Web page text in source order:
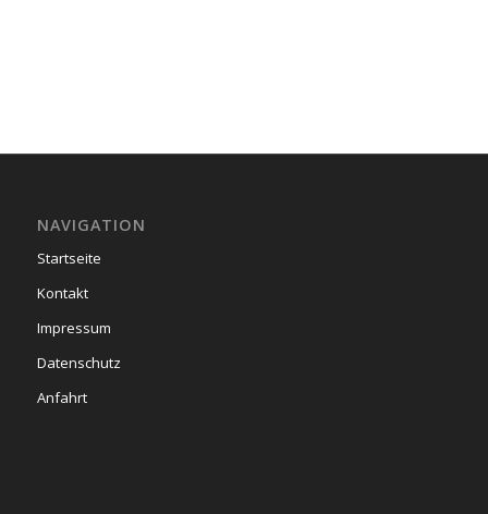
NAVIGATION
Startseite
Kontakt
Impressum
Datenschutz
Anfahrt